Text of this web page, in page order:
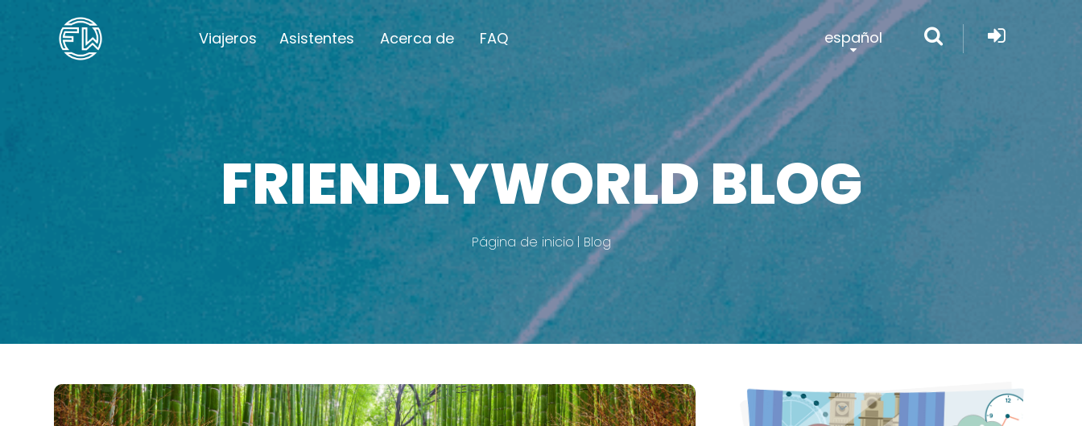
Viajeros Asistentes Acerca de FAQ español
FRIENDLYWORLD BLOG
Página de inicio Blog